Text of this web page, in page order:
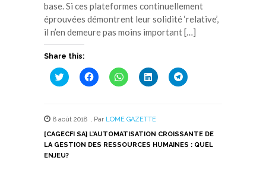
base. Si ces plateformes continuellement
éprouvées démontrent leur solidité ‘relative’,
il n’en demeure pas moins important […]
Share this:
Cliquez
pour
une
nouvelle
fenêtre)
Cliquez
pour
une
nouvelle
fenêtre)
Cliquez
pour
une
nouvelle
fenêtre)
Cliquez
pour
une
nouvelle
fenêtre)
Cliquez
pour
nouvelle
fenêtre)
8 août 2018 , Par LOME GAZETTE
[CAGECFI SA] L’AUTOMATISATION CROISSANTE DE
LA GESTION DES RESSOURCES HUMAINES : QUEL
ENJEU?